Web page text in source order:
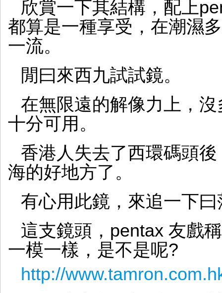
欣賞一下其結構，配上
都算是一種享受，在潮濕
一流。
閒曰來西九試試鏡。
在無限遠的解像力上，
十分可用。
香港人失去了西環碼頭
海的好地方了。
有心用此鏡，來追一下
這支鏡頭，pentax 友戲
一模一樣，是不是呢?
http://